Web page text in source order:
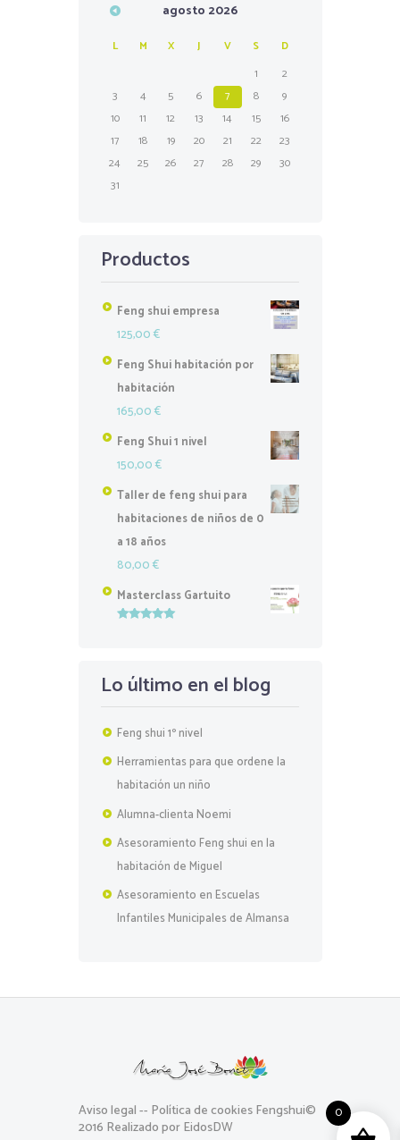
agosto 2026
L M X J V S D
1
2
3
4 5 6 7 8
9
10
11 12 13 14 15
16
17
18 19 20 21 22
23
24
25 26 27 28 29
30
31
Productos
Feng shui empresa
125,00€
Feng Shui habitación por
habitación
165,00€
Feng Shui 1 nivel
150,00€
Taller de feng shui para
habitaciones de niños de 0
a 18 años
80,00€
Masterclass Gartuito
Lo último en el blog
Feng shui 1º nivel
Herramientas para que ordene la
habitación un niño
Alumna-clienta Noemi
Asesoramiento Feng shui en la
habitación de Miguel
Asesoramiento en Escuelas
Infantiles Municipales de Almansa
Aviso legal-- Política de cookiesFengshui©
2016 Realizado por EidosDW
0